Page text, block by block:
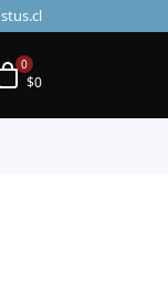
$0